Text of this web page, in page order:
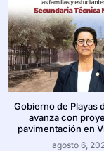
Gobierno de Playas
avanza con
pavimentación en
agosto 6,